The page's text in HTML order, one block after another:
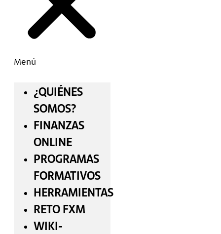
Menú
¿QUIÉNES
SOMOS?
FINANZAS
ONLINE
PROGRAMAS
FORMATIVOS
HERRAMIENTAS
RETO FXM
WIKI-